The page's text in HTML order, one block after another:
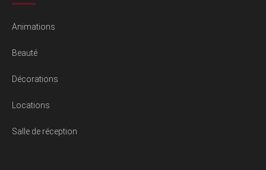
Animations
Beauté
Décorations
Locations
Salle de réception